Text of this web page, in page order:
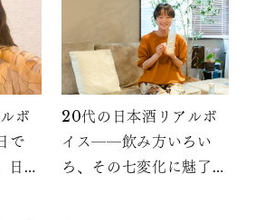
ボ
で
日常
20代の日本酒リアルボ
イス――飲み方いろい
ろ、その七変化に魅了さ